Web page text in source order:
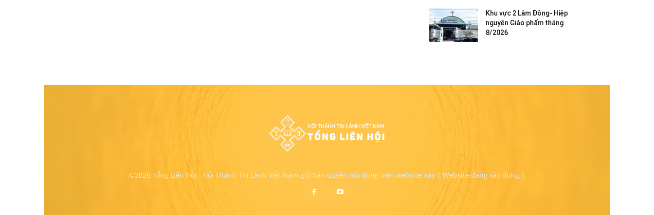
Khu vực 2 Lâm Đồng- Hiệp
nguyện Giáo phẩm tháng
8/2026
©2026 Tổng Liên Hội - Hội Thánh Tin Lành Việt Nam giữ bản quyền nội dung trên website này | Website đang xây dựng |